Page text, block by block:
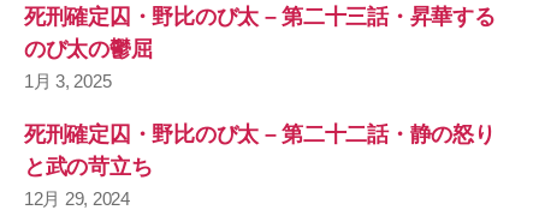
死刑確定囚・野比のび太 – 第二十三話・昇華する
のび太の鬱屈
1月 3, 2025
死刑確定囚・野比のび太 – 第二十二話・静の怒り
と武の苛立ち
12月 29, 2024